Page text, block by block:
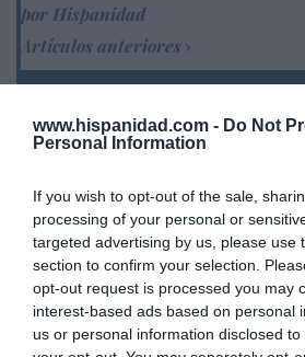
www.hispanidad.com - Do Not
Personal Information
If you wish to opt-out of the sale,
processing of your personal or
targeted advertising by us, please use
section to confirm your selection.
opt-out request is processed you may
interest-based ads based on personal
us or personal information disclosed
por Hispanidad
Artículos anteriores
Diario de la corrupción
“Pedro Sánchez es un
por Redacción
Artículos anteriores
Opinión